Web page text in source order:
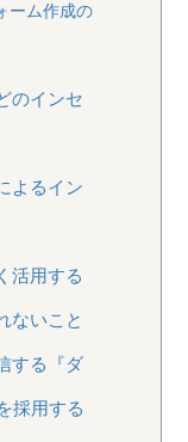
ーム作成の
のインセ
よるイン
活用する
ないこと
する『ダ
採用する